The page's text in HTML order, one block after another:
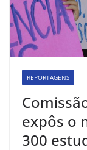
REPORTAGENS
expôs o
300